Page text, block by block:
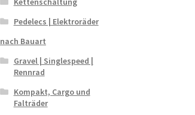
Pedelecs | Elektroräder
nach Bauart
Gravel | Singlespeed |
Rennrad
Kompakt, Cargo und
Falträder